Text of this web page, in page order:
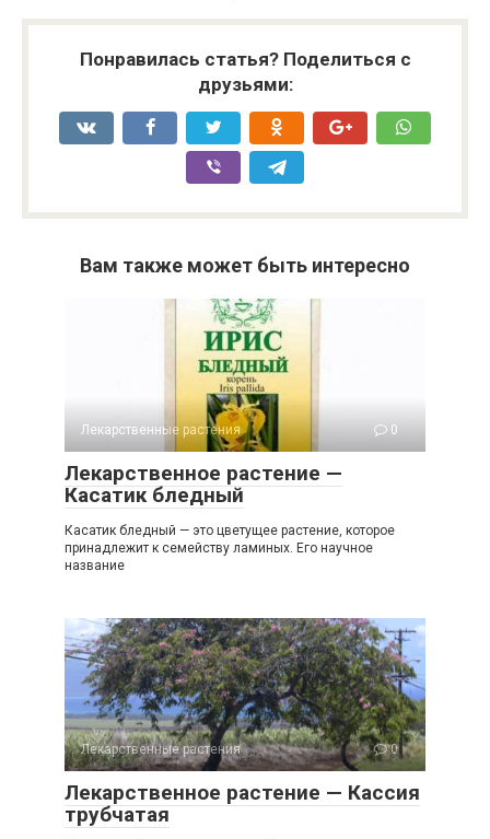
Понравилась статья? Поделиться с
друзьями:
Вам также может быть интересно
Лекарственные растения 0
Лекарственное растение —
Касатик бледный
Касатик бледный — это цветущее растение, которое
принадлежит к семейству ламиных. Его научное
название
Лекарственные растения 0
Лекарственное растение — Кассия
трубчатая